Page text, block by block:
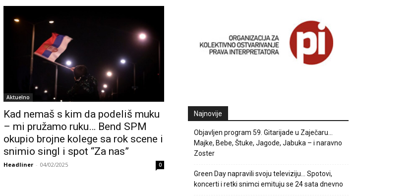
Aktuelno
Kad nemaš s kim da podeliš muku
– mi pružamo ruku… Bend SPM
okupio brojne kolege sa rok scene i
snimio singl i spot “Za nas”
Headliner - 04/02/2025 0
Najnovije
Objavljen program 59. Gitarijade u Zaječaru…
Majke, Bebe, Štuke, Jagode, Jabuka – i naravno
Zoster
Green Day napravili svoju televiziju… Spotovi,
koncerti i retki snimci emituju se 24 sata dnevno